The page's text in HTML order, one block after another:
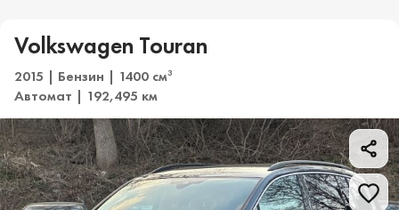
Volkswagen Touran
2015 | Бензин | 1400 см3
Автомат | 192,495 км